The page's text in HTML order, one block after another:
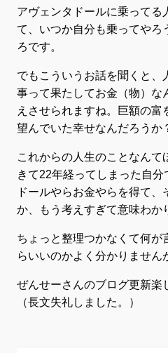
アヴェンタドールに乗ってる
て、いつか自分も乗ってやろ
ろです。
でもこういうお話を聞くと、
事って果たしてお金（物）な
えさせられますね。巨額の
望んでいた幸せなんだろうか
これからの人生のことなんて
きて22年経ってしまった自
ドールやらお金やらを得て、
か、もう考えすぎて意味わか
ちょっと整理つかなくて何が
らいいのかよく分かりません
ぜんせーさんのブログ更新楽
（長文失礼しました。）